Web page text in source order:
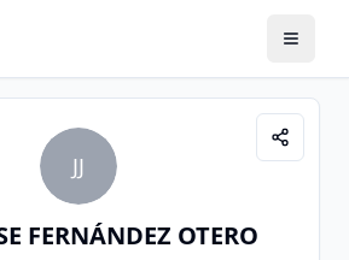
JJ
FERNÁNDEZ OTERO